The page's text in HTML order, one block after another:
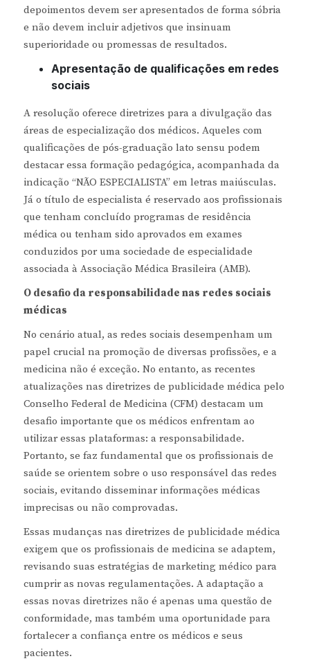
depoimentos devem ser apresentados de forma sóbria
e não devem incluir adjetivos que insinuam
superioridade ou promessas de resultados.
Apresentação de qualificações em redes
sociais
A resolução oferece diretrizes para a divulgação das
áreas de especialização dos médicos. Aqueles com
qualificações de pós-graduação lato sensu podem
destacar essa formação pedagógica, acompanhada da
indicação “NÃO ESPECIALISTA” em letras maiúsculas.
Já o título de especialista é reservado aos profissionais
que tenham concluído programas de residência
médica ou tenham sido aprovados em exames
conduzidos por uma sociedade de especialidade
associada à Associação Médica Brasileira (AMB).
O desafio da responsabilidade nas redes sociais
médicas
No cenário atual, as redes sociais desempenham um
papel crucial na promoção de diversas profissões, e a
medicina não é exceção. No entanto, as recentes
atualizações nas diretrizes de publicidade médica pelo
Conselho Federal de Medicina (CFM) destacam um
desafio importante que os médicos enfrentam ao
utilizar essas plataformas: a responsabilidade.
Portanto, se faz fundamental que os profissionais de
saúde se orientem sobre o uso responsável das redes
sociais, evitando disseminar informações médicas
imprecisas ou não comprovadas.
Essas mudanças nas diretrizes de publicidade médica
exigem que os profissionais de medicina se adaptem,
revisando suas estratégias de marketing médico para
cumprir as novas regulamentações. A adaptação a
essas novas diretrizes não é apenas uma questão de
conformidade, mas também uma oportunidade para
fortalecer a confiança entre os médicos e seus
pacientes.